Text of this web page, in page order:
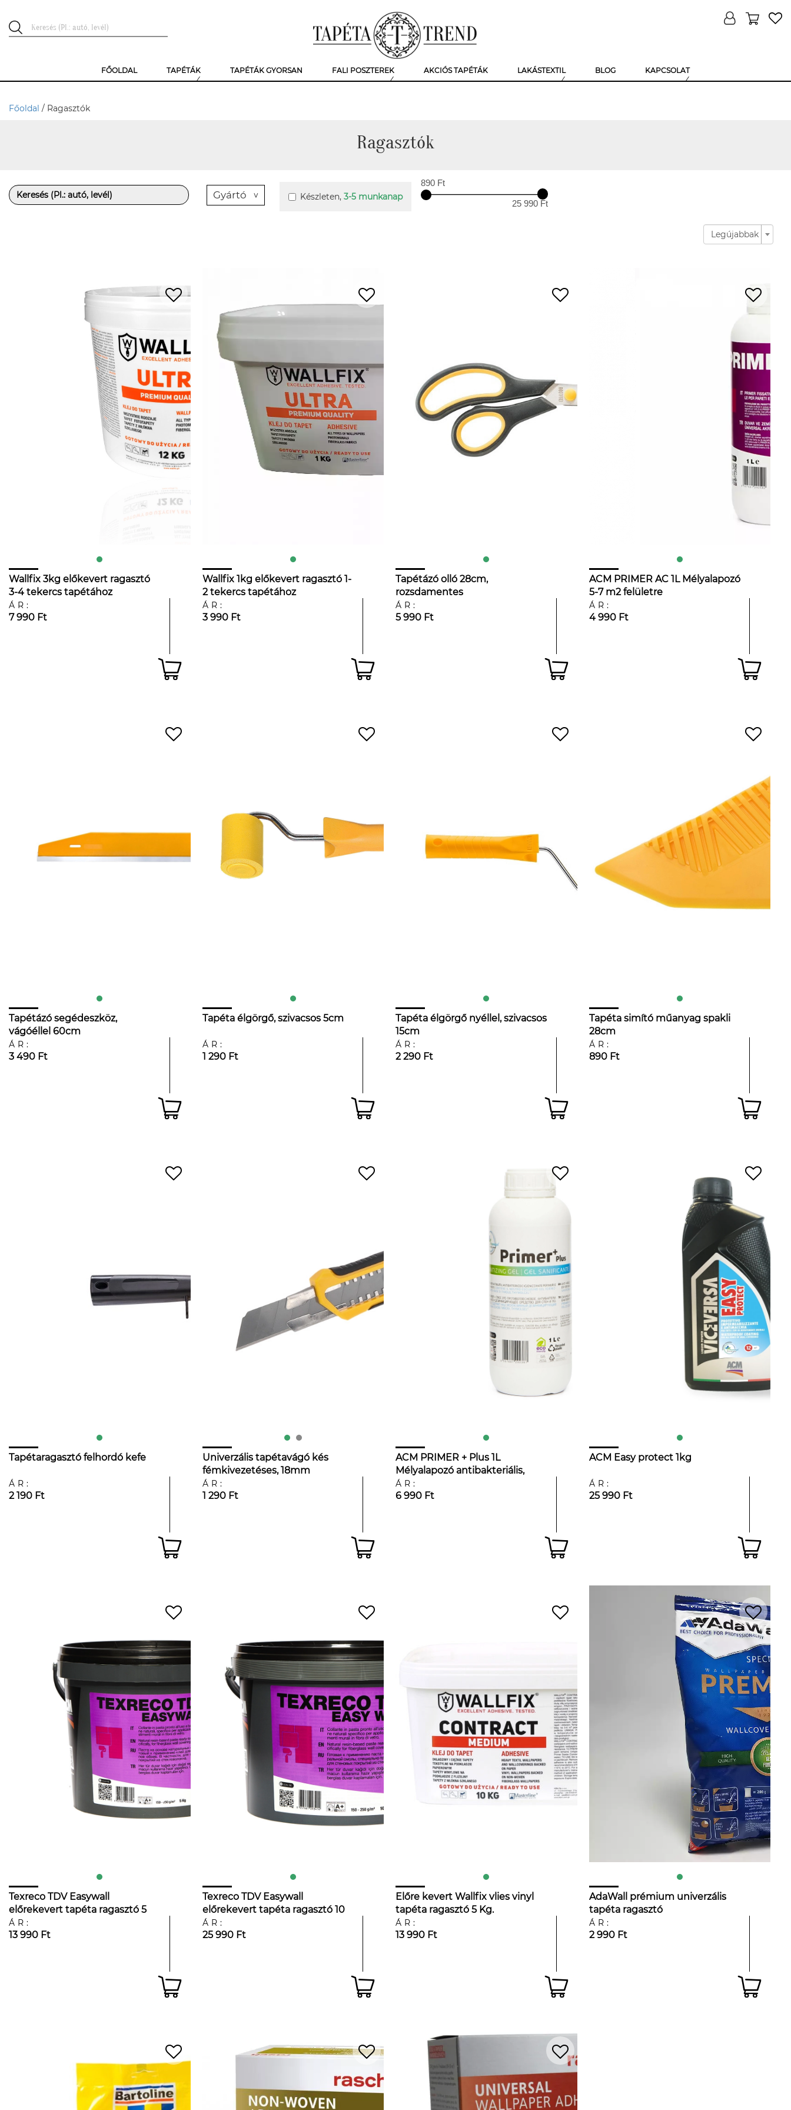
FŐOLDAL TAPÉTÁK TAPÉTÁK GYORSAN FALI POSZTEREK AKCIÓS TAPÉTÁK LAKÁSTEXTIL BLOG KAPCSOLAT
Főoldal / Ragasztók
Ragasztók
Gyártó Készleten, 3-5 munkanap
890 Ft
25 990 Ft
Legújabbak
Wallfix 3kg előkevert ragasztó
3-4 tekercs tapétához
ÁR:
7 990 Ft
Wallfix 1kg előkevert ragasztó 1-
2 tekercs tapétához
ÁR:
3 990 Ft
Tapétázó olló 28cm,
rozsdamentes
ÁR:
5 990 Ft
ACM PRIMER AC 1L Mélyalapozó
5-7 m2 felületre
ÁR:
4 990 Ft
Tapétázó segédeszköz,
vágóéllel 60cm
ÁR:
3 490 Ft
Tapéta élgörgő, szivacsos 5cm
ÁR:
1 290 Ft
Tapéta élgörgő nyéllel, szivacsos
15cm
ÁR:
2 290 Ft
Tapéta simító műanyag spakli
28cm
ÁR:
890 Ft
Tapétaragasztó felhordó kefe
ÁR:
2 190 Ft
Univerzális tapétavágó kés
fémkivezetéses, 18mm
ÁR:
1 290 Ft
ACM PRIMER + Plus 1L
Mélyalapozó antibakteriális,
penészgátló
ÁR:
6 990 Ft
ACM Easy protect 1kg
ÁR:
25 990 Ft
Texreco TDV Easywall
előrekevert tapéta ragasztó 5
KG
ÁR:
13 990 Ft
Texreco TDV Easywall
előrekevert tapéta ragasztó 10
KG
ÁR:
25 990 Ft
Előre kevert Wallfix vlies vinyl
tapéta ragasztó 5 Kg.
ÁR:
13 990 Ft
AdaWall prémium univerzális
tapéta ragasztó
ÁR:
2 990 Ft